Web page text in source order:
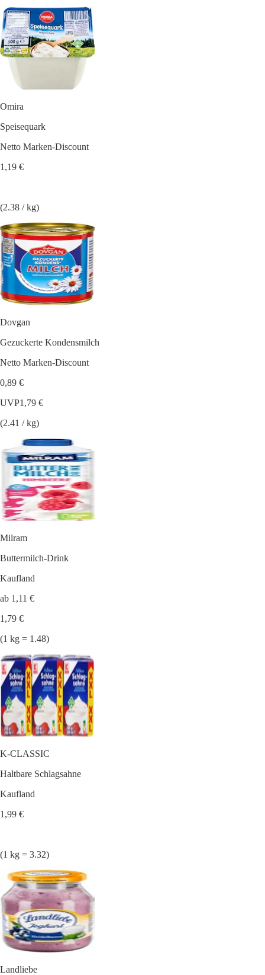
Omira
Speisequark
Netto Marken-Discount
1,19 €
(2.38 / kg)
Dovgan
Gezuckerte Kondensmilch
Netto Marken-Discount
0,89 €
UVP1,79 €
(2.41 / kg)
Milram
Buttermilch-Drink
Kaufland
ab 1,11 €
1,79 €
(1 kg = 1.48)
K-CLASSIC
Haltbare Schlagsahne
Kaufland
1,99 €
(1 kg = 3.32)
Landliebe